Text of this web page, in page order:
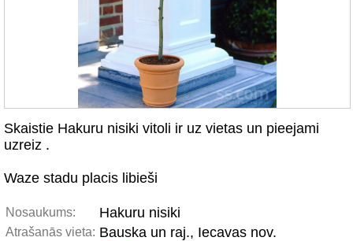
Skaistie Hakuru nisiki vitoli ir uz vietas un pieejami
uzreiz .
Waze stadu placis libieši
Nosaukums: Hakuru nisiki
Atrašanās vieta: Bauska un raj., Iecavas nov.